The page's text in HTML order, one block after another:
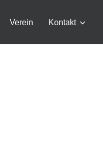
Verein Kontakt